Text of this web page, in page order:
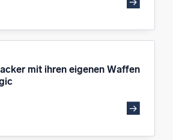
mit ihren eigenen Waffen